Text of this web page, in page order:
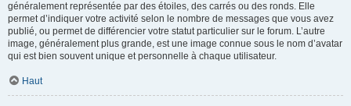
généralement représentée par des étoiles, des carrés ou des ronds. Elle
permet d’indiquer votre activité selon le nombre de messages que vous avez
publié, ou permet de différencier votre statut particulier sur le forum. L’autre
image, généralement plus grande, est une image connue sous le nom d’avatar
qui est bien souvent unique et personnelle à chaque utilisateur.
Haut